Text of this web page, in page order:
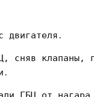
двигателя․
сняв клапаны,